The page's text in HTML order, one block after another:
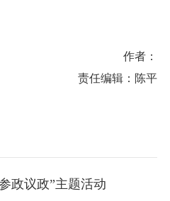
作者：
责任编辑：陈平
政议政”主题活动